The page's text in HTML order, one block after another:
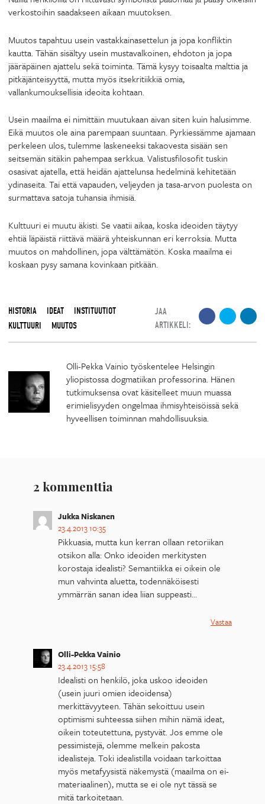
verkostoihin saadakseen aikaan muutoksen.
Muutos tapahtuu usein vastakkainasettelun ja jopa konfliktin
kautta. Tähän sisältyy usein mustavalkoinen, ehdoton ja jopa
jääräpäinen ajattelu sekä toiminta. Tämä kysyy toisaalta malttia ja
pitkäjänteisyyttä, mutta myös itsekritiikkiä omia,
vallankumouksellisia ideoita kohtaan.
Usein maailma ei nimittäin muutukaan aivan siten kuin halusimme.
Eikä muutos ole aina parempaan suuntaan. Pyrkiessämme ajamaan
perkeleen ulos, tulemme laskeneeksi takaovesta sisään sen
seitsemän sitäkin pahempaa serkkua. Valistusfilosofit tuskin
osasivat ajatella, että heidän ajattelunsa hedelminä kehitetään
ydinaseita. Tai että vapauden, veljeyden ja tasa-arvon puolesta on
surmattava satoja tuhansia ihmisiä.
Kulttuuri ei muutu äkisti. Se vaatii aikaa, koska ideoiden täytyy
ehtiä läpäistä riittävä määrä yhteiskunnan eri kerroksia. Mutta
muutos on mahdollinen, jopa välttämätön. Koska maailma ei
koskaan pysy samana kovinkaan pitkään.
HISTORIA IDEAT
INSTITUUTIOT
KULTTUURI
MUUTOS
JAA
ARTIKKELI:
Olli-Pekka Vainio työskentelee Helsingin
yliopistossa dogmatiikan professorina. Hänen
tutkimuksensa ovat käsitelleet muun muassa
erimielisyyden ongelmaa ihmisyhteisöissä sekä
hyveellisen toiminnan mahdollisuuksia.
2 kommenttia
Jukka Niskanen
23.4.2013 10:35
Pikkuasia, mutta kun kerran ollaan retoriikan
otsikon alla: Onko ideoiden merkitysten
korostaja idealisti? Semantiikka ei oikein ole
mun vahvinta aluetta, todennäköisesti
ymmärrän sanan idea liian suppeasti…
Vastaa
Olli-Pekka Vainio
23.4.2013 15:58
Idealisti on henkilö, joka uskoo ideoiden
(usein juuri omien ideoidensa)
merkittävyyteen. Tähän sekoittuu usein
optimismi suhteessa siihen mihin nämä ideat,
oikein toteutettuna, pystyvät. Jos emme ole
pessimistejä, olemme melkein pakosta
idealisteja. Toki idealistilla voidaan tarkoittaa
myös metafyysistä näkemystä (maailma on ei-
materiaalinen), mutta se ei ole nyt tässä se
mitä tarkoitetaan.